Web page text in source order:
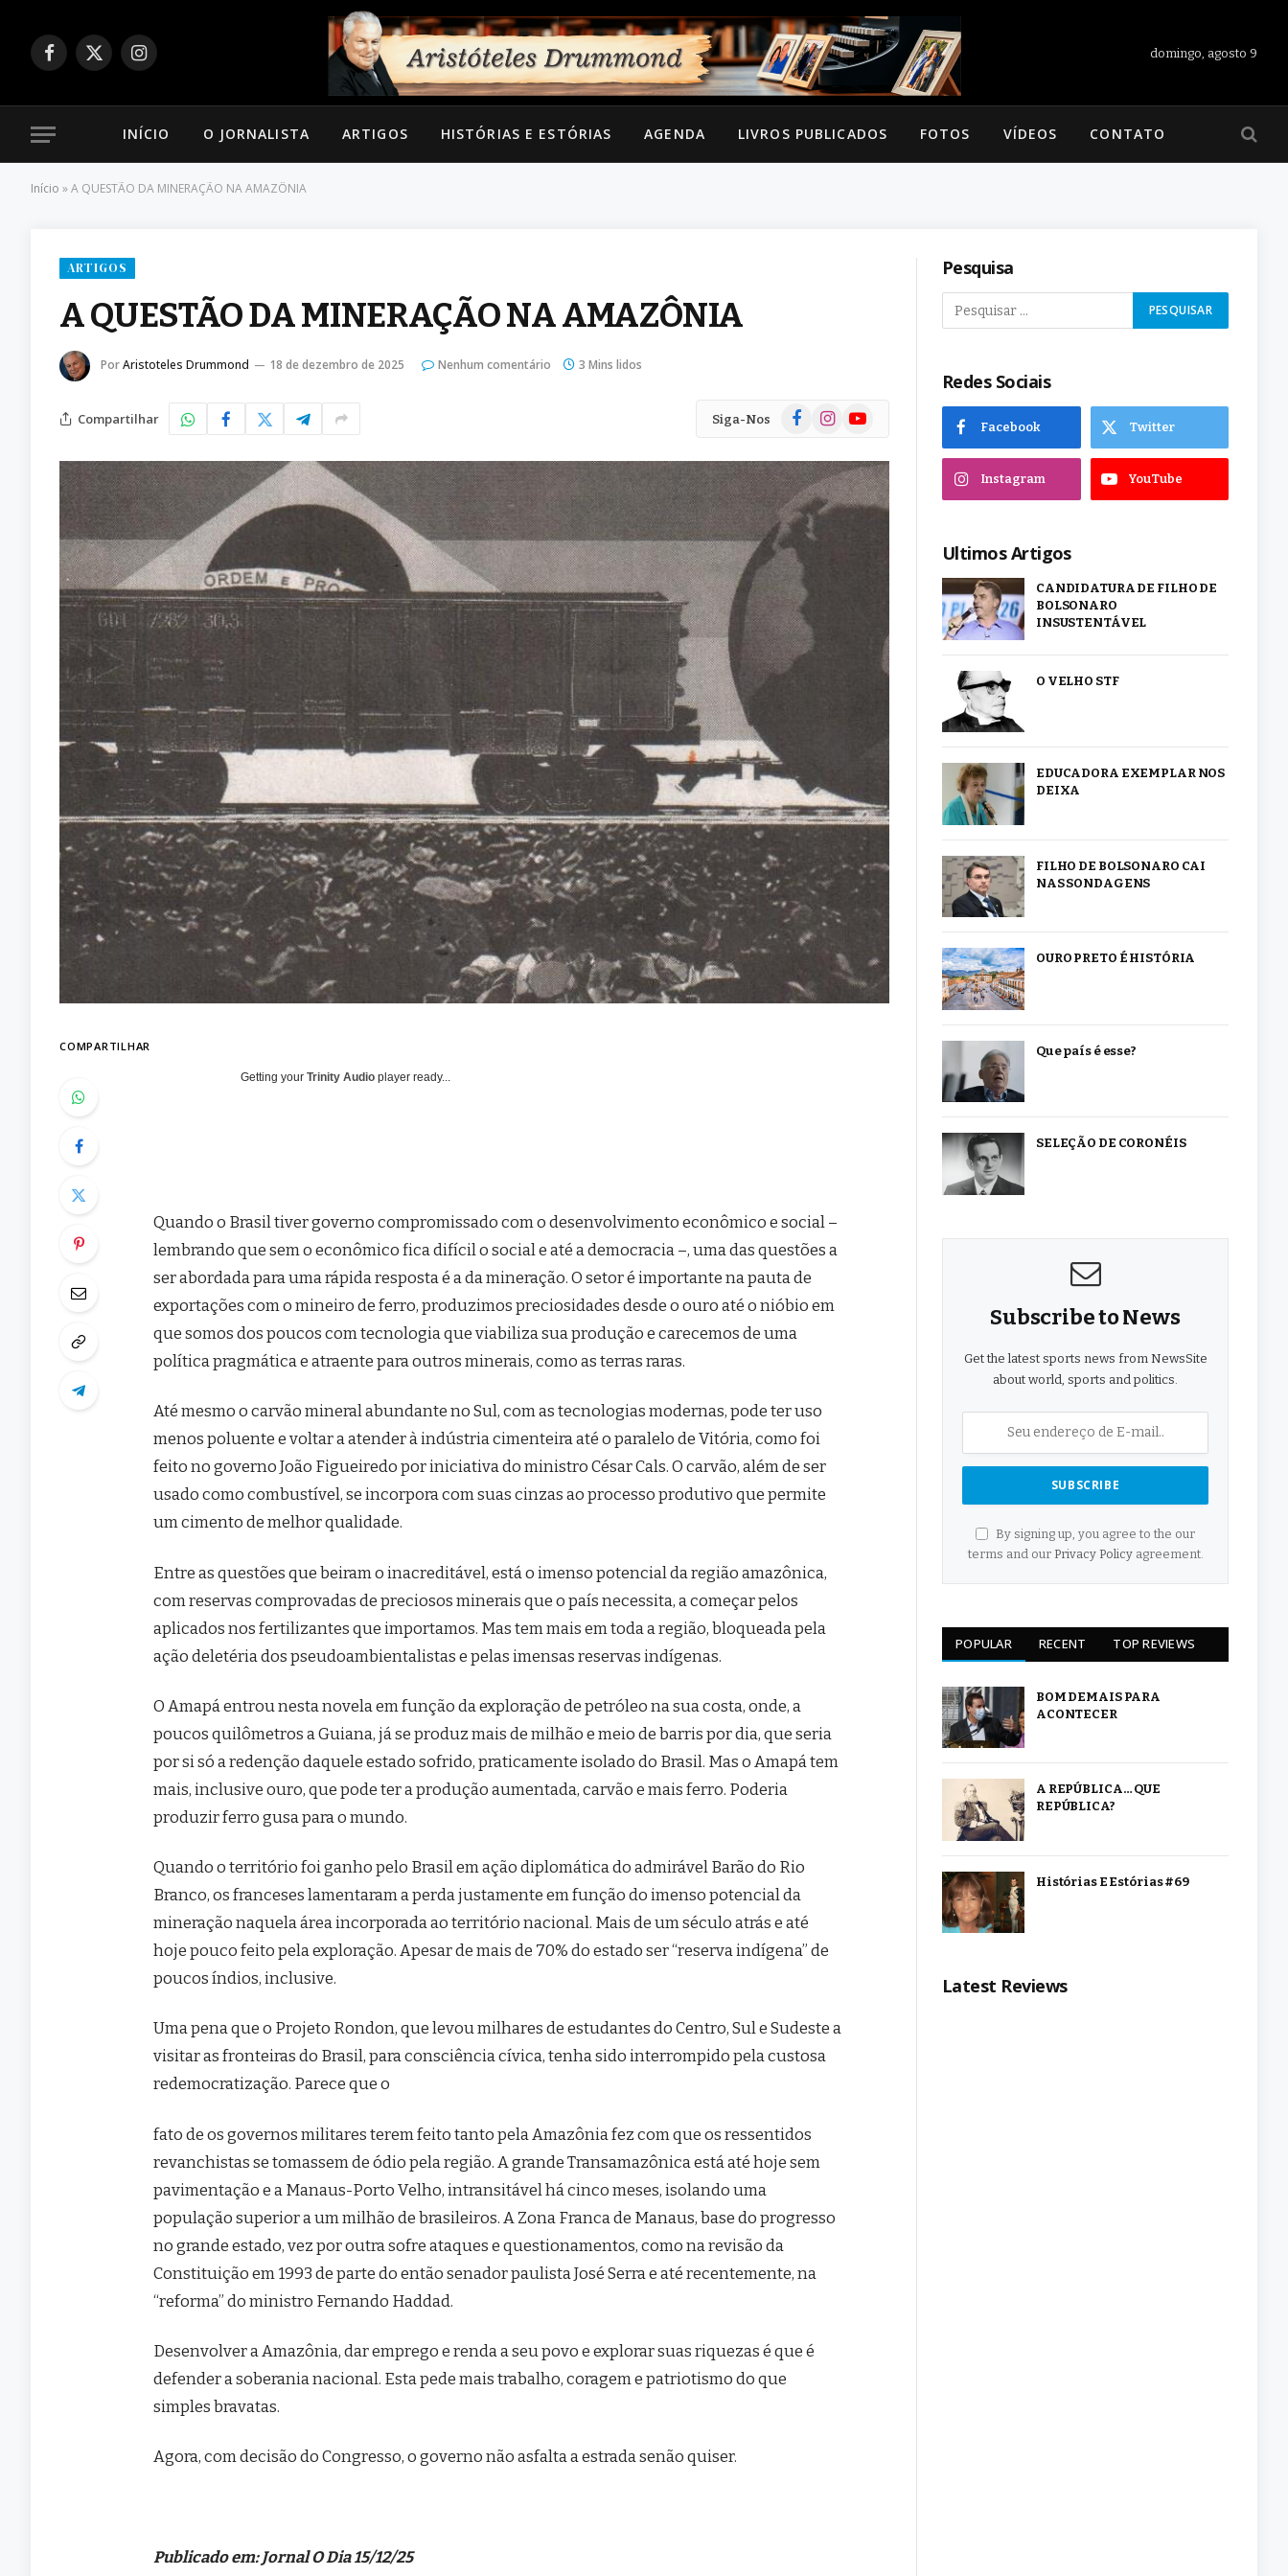
Facebook
X
Instagram
domingo, agosto 9
INÍCIO O JORNALISTA ARTIGOS HISTÓRIAS E ESTÓRIAS AGENDA LIVROS PUBLICADOS FOTOS VÍDEOS CONTATO
Início »A QUESTÃO DA MINERAÇÃO NA AMAZÔNIA
ARTIGOS
A QUESTÃO DA MINERAÇÃO NA AMAZÔNIA
PorAristoteles Drummond 18 de dezembro de 2025 Nenhum comentário 3 Mins lidos
Compartilhar Siga-Nos FacebookInstagramYouTube
COMPARTILHAR
Getting yourTrinity Audio player ready...
Quando o Brasil tiver governo compromissado com o desenvolvimento econômico e social –
lembrando que sem o econômico fica difícil o social e até a democracia –, uma das questões a
ser abordada para uma rápida resposta é a da mineração. O setor é importante na pauta de
exportações com o mineiro de ferro, produzimos preciosidades desde o ouro até o nióbio em
que somos dos poucos com tecnologia que viabiliza sua produção e carecemos de uma
política pragmática e atraente para outros minerais, como as terras raras.
Até mesmo o carvão mineral abundante no Sul, com as tecnologias modernas, pode ter uso
menos poluente e voltar a atender à indústria cimenteira até o paralelo de Vitória, como foi
feito no governo João Figueiredo por iniciativa do ministro César Cals. O carvão, além de ser
usado como combustível, se incorpora com suas cinzas ao processo produtivo que permite
um cimento de melhor qualidade.
Entre as questões que beiram o inacreditável, está o imenso potencial da região amazônica,
com reservas comprovadas de preciosos minerais que o país necessita, a começar pelos
aplicados nos fertilizantes que importamos. Mas tem mais em toda a região, bloqueada pela
ação deletéria dos pseudoambientalistas e pelas imensas reservas indígenas.
O Amapá entrou nesta novela em função da exploração de petróleo na sua costa, onde, a
poucos quilômetros a Guiana, já se produz mais de milhão e meio de barris por dia, que seria
por si só a redenção daquele estado sofrido, praticamente isolado do Brasil. Mas o Amapá tem
mais, inclusive ouro, que pode ter a produção aumentada, carvão e mais ferro. Poderia
produzir ferro gusa para o mundo.
Quando o território foi ganho pelo Brasil em ação diplomática do admirável Barão do Rio
Branco, os franceses lamentaram a perda justamente em função do imenso potencial da
mineração naquela área incorporada ao território nacional. Mais de um século atrás e até
hoje pouco feito pela exploração. Apesar de mais de 70% do estado ser “reserva indígena” de
poucos índios, inclusive.
Uma pena que o Projeto Rondon, que levou milhares de estudantes do Centro, Sul e Sudeste a
visitar as fronteiras do Brasil, para consciência cívica, tenha sido interrompido pela custosa
redemocratização. Parece que o
fato de os governos militares terem feito tanto pela Amazônia fez com que os ressentidos
revanchistas se tomassem de ódio pela região. A grande Transamazônica está até hoje sem
pavimentação e a Manaus-Porto Velho, intransitável há cinco meses, isolando uma
população superior a um milhão de brasileiros. A Zona Franca de Manaus, base do progresso
no grande estado, vez por outra sofre ataques e questionamentos, como na revisão da
Constituição em 1993 de parte do então senador paulista José Serra e até recentemente, na
“reforma” do ministro Fernando Haddad.
Desenvolver a Amazônia, dar emprego e renda a seu povo e explorar suas riquezas é que é
defender a soberania nacional. Esta pede mais trabalho, coragem e patriotismo do que
simples bravatas.
Agora, com decisão do Congresso, o governo não asfalta a estrada senão quiser.
Publicado em: Jornal O Dia 15/12/25
Pesquisa
Redes Sociais
Facebook Twitter
Instagram YouTube
Ultimos Artigos
CANDIDATURA DE FILHO DE
BOLSONARO
INSUSTENTÁVEL
O VELHO STF
EDUCADORA EXEMPLAR NOS
DEIXA
FILHO DE BOLSONARO CAI
NAS SONDAGENS
OURO PRETO É HISTÓRIA
Que país é esse?
SELEÇÃO DE CORONÉIS
Subscribe to News
Get the latest sports news from NewsSite
about world, sports and politics.
By signing up, you agree to the our
terms and our Privacy Policyagreement.
POPULAR RECENT TOP REVIEWS
BOM DEMAIS PARA
ACONTECER
A REPÚBLICA… QUE
REPÚBLICA?
Histórias E Estórias #69
Latest Reviews